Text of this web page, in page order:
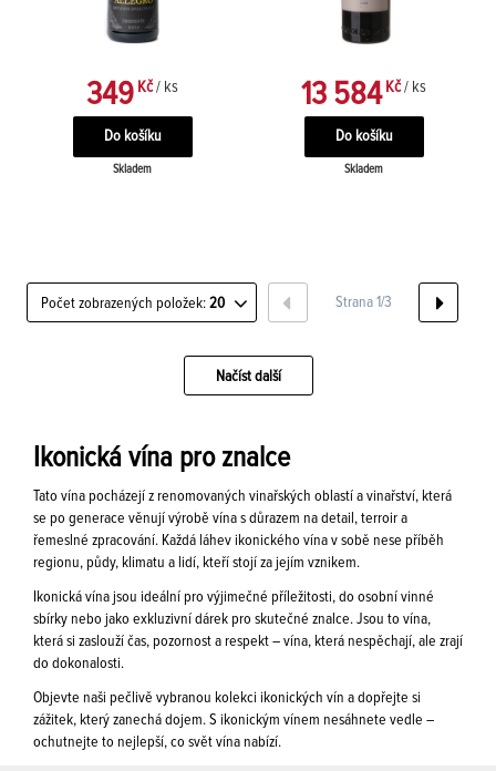
349 Kč / ks
Skladem
13 584 Kč / ks
Skladem
Počet zobrazených položek: 20
Načíst další
Strana 1/3
Ikonická vína pro znalce
Tato vína pocházejí z renomovaných vinařských oblastí a vinařství, která
se po generace věnují výrobě vína s důrazem na detail, terroir a
řemeslné zpracování. Každá láhev ikonického vína v sobě nese příběh
regionu, půdy, klimatu a lidí, kteří stojí za jejím vznikem.
Ikonická vína jsou ideální pro výjimečné příležitosti, do osobní vinné
sbírky nebo jako exkluzivní dárek pro skutečné znalce. Jsou to vína,
která si zaslouží čas, pozornost a respekt – vína, která nespěchají, ale zrají
do dokonalosti.
Objevte naši pečlivě vybranou kolekci ikonických vín a dopřejte si
zážitek, který zanechá dojem. S ikonickým vínem nesáhnete vedle –
ochutnejte to nejlepší, co svět vína nabízí.